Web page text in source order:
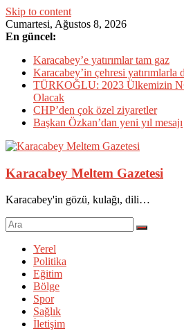
Skip to content
Cumartesi, Ağustos 8, 2026
En güncel:
Karacabey’e yatırımlar tam gaz
Karacabey’in çehresi yatırımlarla
TÜRKOĞLU: 2023 Ülkemizin
Olacak
CHP’den çok özel ziyaretler
Başkan Özkan’dan yeni yıl mesajı
Karacabey Meltem Gazetesi
Karacabey'in gözü, kulağı, dili…
Yerel
Politika
Eğitim
Bölge
Spor
Sağlık
İletişim